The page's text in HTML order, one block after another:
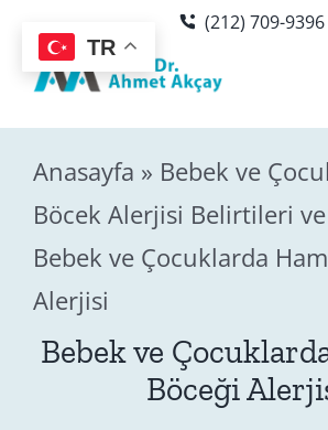
content
(212) 709-9396
Hakkımda
Sağlık Rehberi
Blog
Editör
Anasayfa » Bebek ve
Böcek Alerjisi Belirtileri
Bebek ve Çocuklarda
Alerjisi
Bebek ve
Böceği
TR